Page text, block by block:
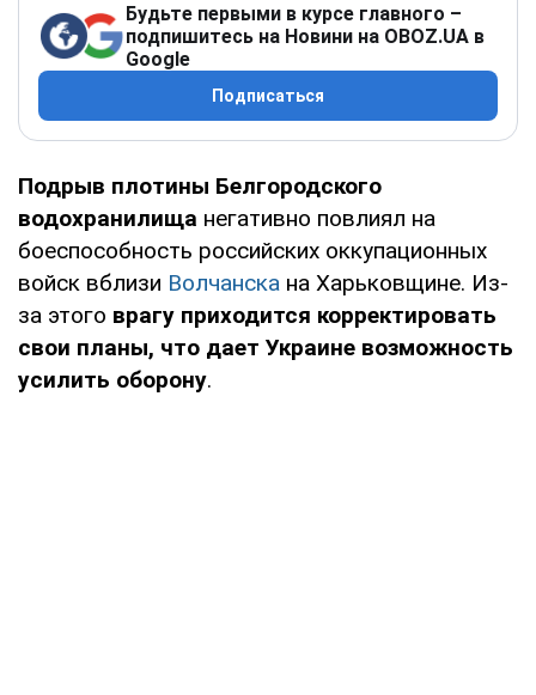
Будьте первыми в курсе главного –
подпишитесь на Новини на OBOZ.UA в
Google
Подписаться
Подрыв плотины Белгородского
водохранилища негативно повлиял на
боеспособность российских оккупационных
войск вблизи Волчанска на Харьковщине. Из-
за этого врагу приходится корректировать
свои планы, что дает Украине возможность
усилить оборону.